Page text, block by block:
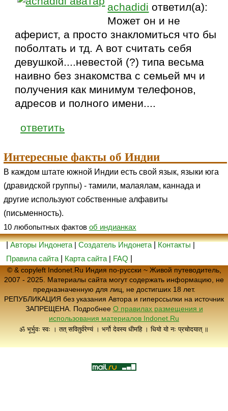
achadidi ответил(а):
Может он и не
аферист, а просто знакломиться что бы
поболтать и тд. А вот считать себя
девушкой....невестой (?) типа весьма
наивно без знакомства с семьей мч и
получения как минимум телефонов,
адресов и полного имени....
ответить
Интересные факты об Индии
В каждом штате южной Индии есть свой язык, языки юга
(дравидской группы) - тамили, малаялам, каннада и
другие используют собственные алфавиты
(письменность).
10 любопытных фактов об индианках
|Авторы Индонета|Создатель Индонета|Контакты|
Правила сайта
Карта сайта | FAQ
© & copyleft Indonet.Ru Индия по-русски ~ Живой путеводитель,
2007 - 2025. Материалы сайта могут содержать информацию, не
предназначенную для лиц, не достигших 18 лет.
РЕПУБЛИКАЦИЯ без указания Автора и гиперссылки на источник
ЗАПРЕЩЕНА. Подробнее О правилах размещения и
использования материалов Indonet.Ru
ॐ भूर्भुवः स्वः । तत् सवितुर्वरेण्यं । भर्गो देवस्य धीमहि । धियो यो नः प्रचोदयात् ॥